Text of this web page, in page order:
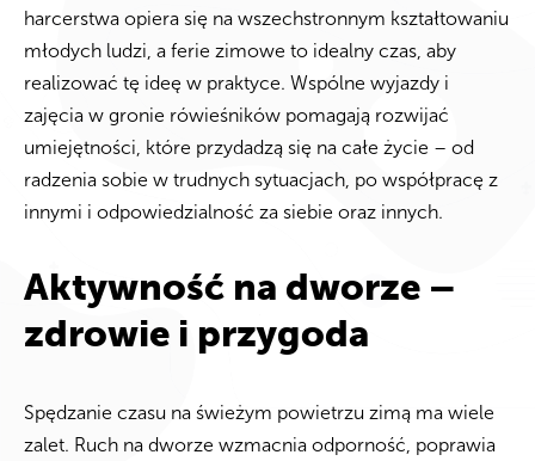
harcerstwa opiera się na wszechstronnym kształtowaniu
młodych ludzi, a ferie zimowe to idealny czas, aby
realizować tę ideę w praktyce. Wspólne wyjazdy i
zajęcia w gronie rówieśników pomagają rozwijać
umiejętności, które przydadzą się na całe życie – od
radzenia sobie w trudnych sytuacjach, po współpracę z
innymi i odpowiedzialność za siebie oraz innych.
Aktywność na dworze –
zdrowie i przygoda
Spędzanie czasu na świeżym powietrzu zimą ma wiele
zalet. Ruch na dworze wzmacnia odporność, poprawia